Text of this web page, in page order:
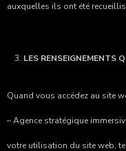
auxquelles ils ont été
LES RENSEIGNEMENTS
Quand vous accédez au site
– Agence stratégique
votre utilisation du site web,